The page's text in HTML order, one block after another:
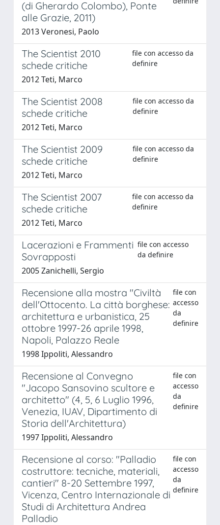
(di Gherardo Colombo), Ponte
alle Grazie, 2011)
2013 Veronesi, Paolo
The Scientist 2010
schede critiche
file con accesso da
definire
2012 Teti, Marco
The Scientist 2008
schede critiche
file con accesso da
definire
2012 Teti, Marco
The Scientist 2009
schede critiche
file con accesso da
definire
2012 Teti, Marco
The Scientist 2007
schede critiche
file con accesso da
definire
2012 Teti, Marco
Lacerazioni e Frammenti
Sovrapposti
file con accesso
da definire
2005 Zanichelli, Sergio
Recensione alla mostra "Civiltà
dell'Ottocento. La città borghese:
architettura e urbanistica, 25
ottobre 1997-26 aprile 1998,
Napoli, Palazzo Reale
file con
accesso
da
definire
1998 Ippoliti, Alessandro
Recensione al Convegno
"Jacopo Sansovino scultore e
architetto" (4, 5, 6 Luglio 1996,
Venezia, IUAV, Dipartimento di
Storia dell'Architettura)
file con
accesso
da
definire
1997 Ippoliti, Alessandro
Recensione al corso: "Palladio
costruttore: tecniche, materiali,
cantieri" 8-20 Settembre 1997,
Vicenza, Centro Internazionale di
Studi di Architettura Andrea
Palladio
file con
accesso
da
definire